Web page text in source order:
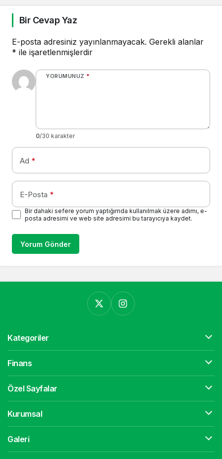
Bir Cevap Yaz
E-posta adresiniz yayınlanmayacak. Gerekli alanlar
* ile işaretlenmişlerdir
YORUMUNUZ *
0/30 karakter
Ad *
E-Posta *
Bir dahaki sefere yorum yaptığımda kullanılmak üzere adımı, e-
posta adresimi ve web site adresimi bu tarayıcıya kaydet.
Yorum Gönder
Kategoriler
Finans
Özel Sayfalar
Kurumsal
Galeri